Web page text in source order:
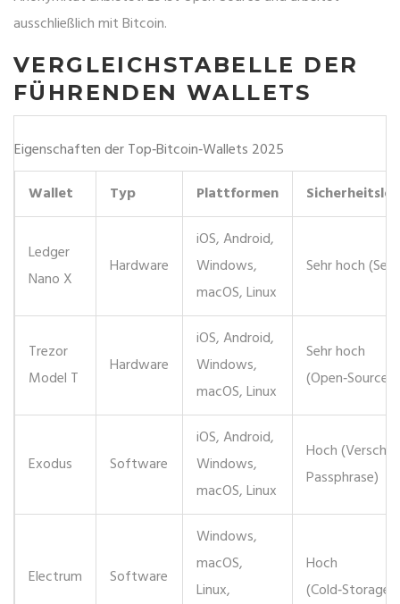
ausschließlich mit Bitcoin.
VERGLEICHSTABELLE DER
FÜHRENDEN WALLETS
Eigenschaften der Top‑Bitcoin‑Wallets 2025
Wallet
Typ Plattformen
Ledger
Nano X
Hardware
iOS, Android,
Windows,
macOS, Linux
Sehr hoch
Trezor
Model T
Hardware
iOS, Android,
Windows,
macOS, Linux
Sehr hoch
Exodus Software
iOS, Android,
Windows,
macOS, Linux
Hoch
Passphrase)
Electrum Software
Windows,
macOS,
Linux,
Hoch